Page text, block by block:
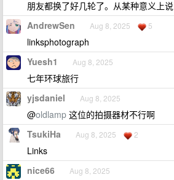
朋友都换了好几轮了。从某种意义上说
AndrewSen Aug 8, 2025 5
linksphotograph
Yuesh1 Aug 8, 2025
七年环球旅行
yjsdaniel Aug 8, 2025
@oldlamp 这位的拍摄器材不行啊
TsukiHa Aug 8, 2025 2
Links
nice66 Aug 8, 2025